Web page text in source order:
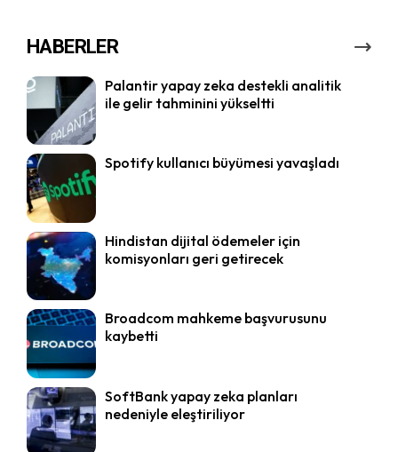
HABERLER
Palantir yapay zeka destekli analitik
ile gelir tahminini yükseltti
Spotify kullanıcı büyümesi yavaşladı
Hindistan dijital ödemeler için
komisyonları geri getirecek
Broadcom mahkeme başvurusunu
kaybetti
SoftBank yapay zeka planları
nedeniyle eleştiriliyor